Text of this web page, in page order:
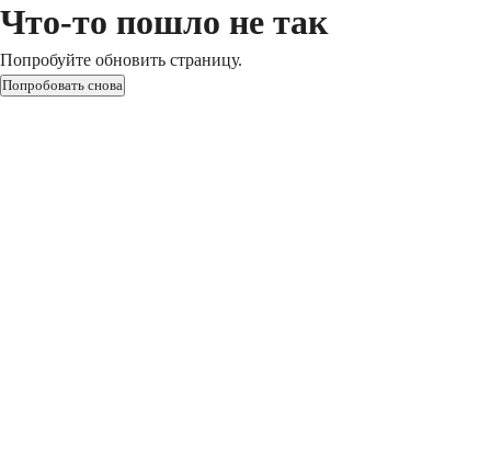
Что-то пошло не так
Попробуйте обновить страницу.
Попробовать снова